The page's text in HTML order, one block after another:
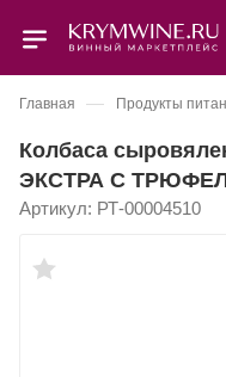
Главная — Продукты
Колбаса
ЭКСТРА С
Артикул: РТ-00004510